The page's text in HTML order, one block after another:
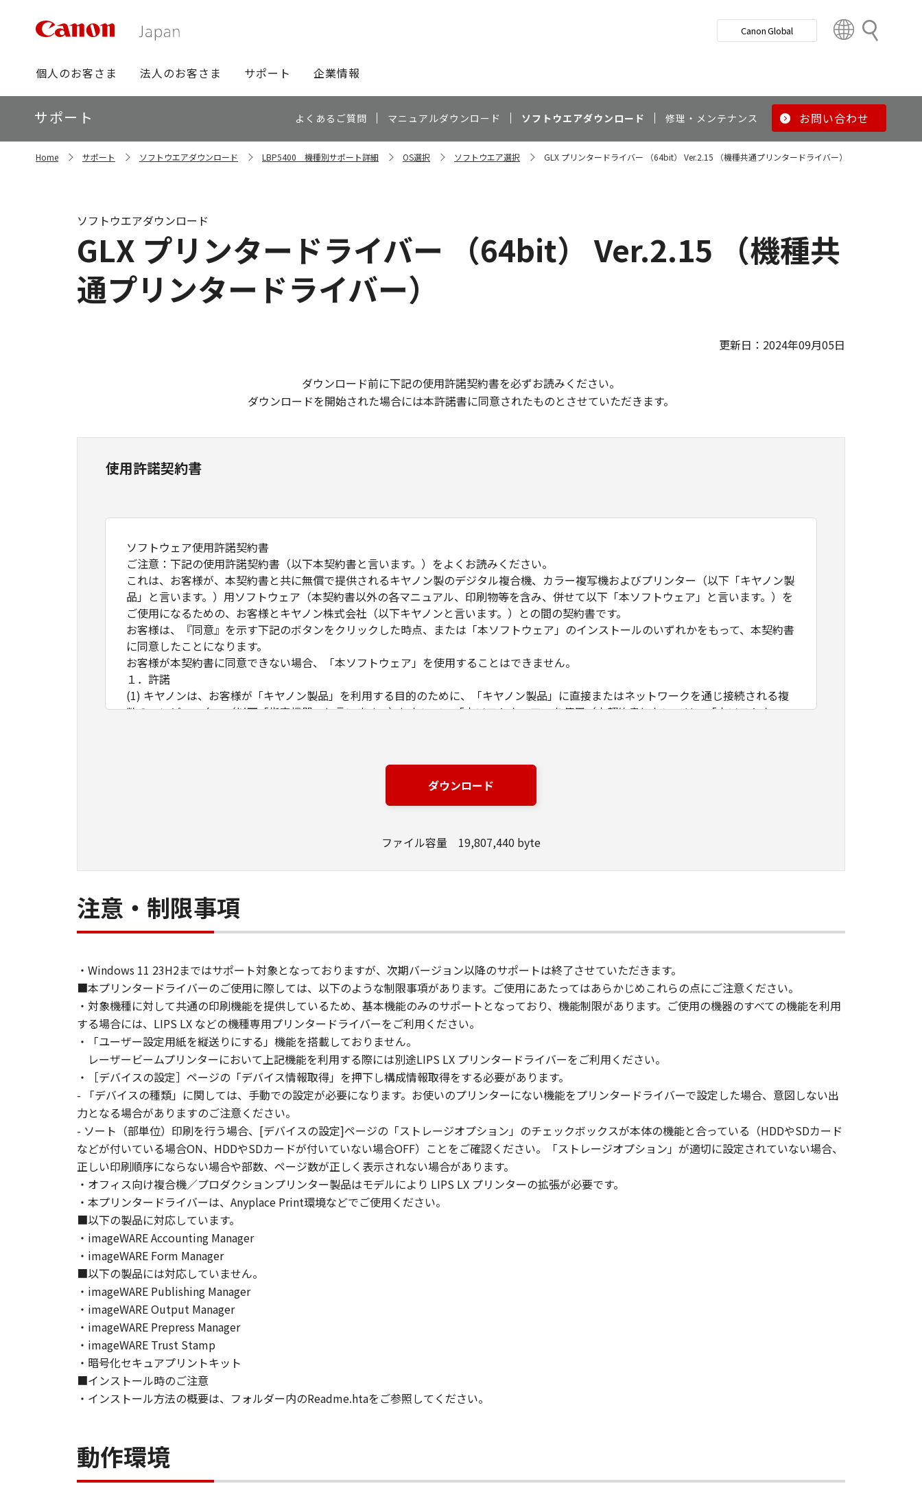
検
グ
ロ
ー
バ
ビ
個人のお客さま 法人のお客さま サポート 企業情報
Canon Global
t
y
n
ロ
ー
カ
ル
サポート よくあるご質問 マニュアルダウンロード ソフトウエアダウンロード 修理・メンテナンス お問い合わせ
Home サポート ソフトウエアダウンロード LBP5400 機種別サポート詳細 OS選択 ソフトウエア選択 GLX プリンタードライバー （64bit） Ver.2.15 （機種共通プリンタードライバー）
GLX プリンタードライバー （64bit） Ver.2.15 （機種共
通プリンタードライバー）
ソフトウエアダウンロード
更新日：2024年09月05日
ダウンロード前に下記の使用許諾契約書を必ずお読みください。
ダウンロードを開始された場合には本許諾書に同意されたものとさせていただきます。
使用許諾契約書
ソフトウェア使用許諾契約書
ご注意：下記の使用許諾契約書（以下本契約書と言います。）をよくお読みください。
これは、お客様が、本契約書と共に無償で提供されるキヤノン製のデジタル複合機、カラー複写機およびプリンター（以下「キヤノン製
品」と言います。）用ソフトウェア（本契約書以外の各マニュアル、印刷物等を含み、併せて以下「本ソフトウェア」と言います。）を
ご使用になるための、お客様とキヤノン株式会社（以下キヤノンと言います。）との間の契約書です。
お客様は、『同意』を示す下記のボタンをクリックした時点、または「本ソフトウェア」のインストールのいずれかをもって、本契約書
に同意したことになります。
お客様が本契約書に同意できない場合、「本ソフトウェア」を使用することはできません。
１．許諾
(1) キヤノンは、お客様が「キヤノン製品」を利用する目的のために、「キヤノン製品」に直接またはネットワークを通じ接続される複
数のコンピューター（以下「指定機器」と言います。）において、「本ソフトウェア」を使用（本契約書においては、「本ソフトウェ
ネットワークを通じて接続されたコンピューター上で、かかるコンピューターの使用者に対して「本ソフトウェア」を使用させることが
できますが、かかるコンピューターの使用者に本契約書上の義務および条件を遵守させるとともに、その履行に関し全責任を負うことを
(2) お客様は、上記(1)に基づいて「本ソフトウェア」を使用するためのバックアップとして、「本ソフトウェア」を１部、複製すること
(3) 上記(1)および(2)に定める場合を除き、キヤノンまたはキヤノンのライセンサーのいかなる知的財産権も、明示たると黙示たるとを問
２．制限
(1) お客様は、再使用許諾、譲渡、販売、頒布、リースもしくは貸与その他の方法により、第三者に「本ソフトウェア」を使用させるこ
とはできません。
お客様は、「本ソフトウェア」に含まれるキヤノンまたはキヤノンのライセンサーの著作権表示を変更し、除去しもしくは削除してはな
りません。
４．所有権
「本ソフトウェア」に係る権原および所有権は、その内容によりキヤノンまたはキヤノンのライセンサーに帰属します。
５．輸出
お客様は、日本国政府または関連する外国政府より必要な許可等を得ることなしに、「本ソフトウェア」の全部または一部を、直接また
は間接に輸出してはなりません。
６．サポートおよびアップデート
キヤノン、キヤノンの子会社、関係会社、それらの販売代理店および販売店、並びにキヤノンのライセンサーは、お客様による「本ソフ
トウェア」の使用を支援すること、および「本ソフトウェア」に対してアップデート、バグの修正あるいはサポートを行うことについ
て、いかなる責任も負うものではありません。
７．保証の否認・免責
(1) 「本ソフトウェア」は、『現状のまま』の状態で使用許諾されます。キヤノン、キヤノンのライセンサー、キヤノンの子会社、キヤ
ノンの関連会社、それらの販売代理店または販売店のいずれも、「本ソフトウェア」に関して、商品性および特定の目的への適合性の保
証を含め、いかなる保証も、明示たると黙示たるとを問わず一切しないものとします。
(2) キヤノン、キヤノンのライセンサー、キヤノンの子会社、キヤノンの関連会社、それらの販売代理店または販売店のいずれも、「本
ソフトウェア」の使用または使用不能から生ずるいかなる損害（逸失利益およびその他の派生的または付随的な損害を含むがこれらに限
定されない全ての損害を言います。）について、適用法で認められる限り、一切の責任を負わないものとします。たとえ、キヤノン、キ
ヤノンのライセンサー、キヤノンの子会社、キヤノンの関連会社、それらの販売代理店または販売店がかかる損害の可能性について知ら
されていた場合でも同様です。
(3) キヤノン、キヤノンのライセンサー、キヤノンの子会社、キヤノンの関連会社、それらの販売代理店または販売店のいずれも、「本
ソフトウェア」、または「本ソフトウェア」の使用に起因または関連してお客様と第三者との間に生じたいかなる紛争についても、一切
責任を負わないものとします。
８．契約期間
(1) 本契約書は、お客様が、『同意』を示す下記のボタンをクリックした時点、または「本ソフトウェア」をインストールした時点で発
効し、下記(2)または(3)により終了されるまで有効に存続します。
(2) お客様は、「本ソフトウェア」およびその複製物のすべてを廃棄および消去することにより、本契約書を終了させることができま
(4) お客様は、上記(3)によって本契約書が終了した場合、速やかに、「本ソフトウェア」およびその複製物のすべてを廃棄または消去す
るものとします。
(5) 上記にかかわらず、本契約書第2条、第4条から第7条まで、第8条第4項および第10条の規定は、本契約書の終了後も効力を有しま
ダウンロード
ファイル容量 19,807,440 byte
注意・制限事項
・Windows 11 23H2まではサポート対象となっておりますが、次期バージョン以降のサポートは終了させていただきます。
■本プリンタードライバーのご使用に際しては、以下のような制限事項があります。ご使用にあたってはあらかじめこれらの点にご注意ください。
・対象機種に対して共通の印刷機能を提供しているため、基本機能のみのサポートとなっており、機能制限があります。ご使用の機器のすべての機能を利用
する場合には、LIPS LX などの機種専用プリンタードライバーをご利用ください。
・「ユーザー設定用紙を縦送りにする」機能を搭載しておりません。
レーザービームプリンターにおいて上記機能を利用する際には別途LIPS LX プリンタードライバーをご利用ください。
・［デバイスの設定］ページの「デバイス情報取得」を押下し構成情報取得をする必要があります。
- 「デバイスの種類」に関しては、手動での設定が必要になります。お使いのプリンターにない機能をプリンタードライバーで設定した場合、意図しない出
力となる場合がありますのご注意ください。
- ソート（部単位）印刷を行う場合、[デバイスの設定]ページの「ストレージオプション」のチェックボックスが本体の機能と合っている（HDDやSDカード
などが付いている場合ON、HDDやSDカードが付いていない場合OFF）ことをご確認ください。「ストレージオプション」が適切に設定されていない場合、
正しい印刷順序にならない場合や部数、ページ数が正しく表示されない場合があります。
・オフィス向け複合機／プロダクションプリンター製品はモデルにより LIPS LX プリンターの拡張が必要です。
・本プリンタードライバーは、Anyplace Print環境などでご使用ください。
■以下の製品に対応しています。
・imageWARE Accounting Manager
・imageWARE Form Manager
■以下の製品には対応していません。
・imageWARE Publishing Manager
・imageWARE Output Manager
・imageWARE Prepress Manager
・imageWARE Trust Stamp
・暗号化セキュアプリントキット
■インストール時のご注意
・インストール方法の概要は、フォルダー内のReadme.htaをご参照してください。
動作環境